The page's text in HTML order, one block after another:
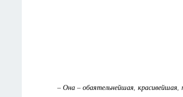
– Она – обаятельнейшая,